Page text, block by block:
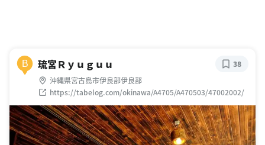
B 琉宮Ｒｙｕｇｕｕ
沖縄県宮古島市伊良部伊良部
https://tabelog.com/okinawa/A4705/A470503/47002002/
38